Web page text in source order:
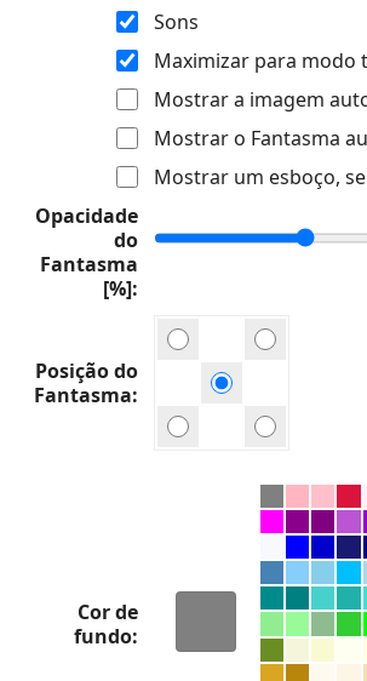
Sons
Maximizar para modo
Mostrar a imagem
Mostrar o Fantasma
Mostrar um esboço,
Opacidade
do
Fantasma
[%]
Posição do
Fantasma
Cor de
fundo